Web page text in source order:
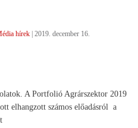
hírek | 2019. december 16.
A Portfolió Agrárszektor 2019
elhangzott számos előadásról a